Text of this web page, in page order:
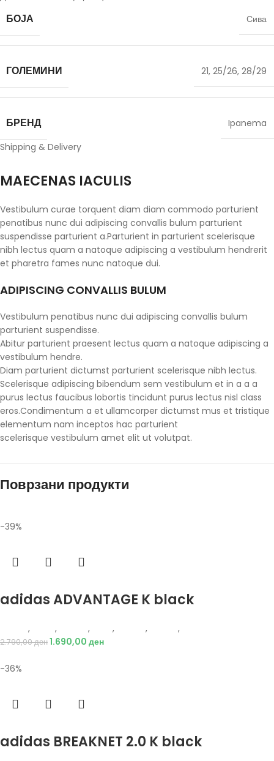
БОЈА Сива
ГОЛЕМИНИ 21, 25/26, 28/29
БРЕНД
Ipanema
Shipping & Delivery
MAECENAS IACULIS
Vestibulum curae torquent diam diam commodo parturient
penatibus nunc dui adipiscing convallis bulum parturient
suspendisse parturient a.Parturient in parturient scelerisque
nibh lectus quam a natoque adipiscing a vestibulum hendrerit
et pharetra fames nunc natoque dui.
ADIPISCING CONVALLIS BULUM
Vestibulum penatibus nunc dui adipiscing convallis bulum
parturient suspendisse.
Abitur parturient praesent lectus quam a natoque adipiscing a
vestibulum hendre.
Diam parturient dictumst parturient scelerisque nibh lectus.
Scelerisque adipiscing bibendum sem vestibulum et in a a a
purus lectus faucibus lobortis tincidunt purus lectus nisl class
eros.Condimentum a et ullamcorper dictumst mus et tristique
elementum nam inceptos hac parturient
scelerisque vestibulum amet elit ut volutpat.
Поврзани продукти
-39%
adidas ADVANTAGE K black
, , , , , ,
2.790,00ден1.690,00 ден
-36%
adidas BREAKNET 2.0 K black